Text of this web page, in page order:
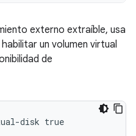
externo extraíble, usa
un volumen virtual
de